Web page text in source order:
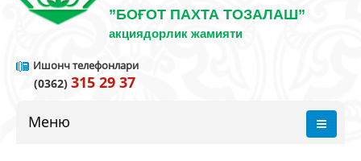
”БОҒОТ ПАХТА ТОЗАЛАШ”
акциядорлик жамияти
Ишонч телефонлари
(0362) 315 29 37
Меню